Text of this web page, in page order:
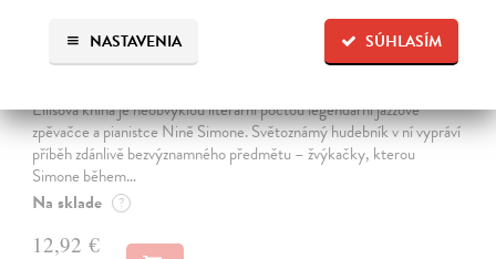
SÚHLASÍM
NASTAVENIA
Žvýkačka Niny Simone
Ellisova kniha je neobvyklou literární poctou legendární jazzové
zpěvačce a pianistce Nině Simone. Světoznámý hudebník v ní vypráví
příběh zdánlivě bezvýznamného předmětu – žvýkačky, kterou
Simone během…
Na sklade ?
12,92 €